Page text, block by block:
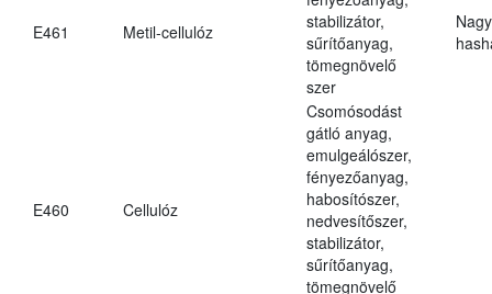
E461 Metil-cellulóz
stabilizátor,
sűrítőanyag,
tömegnövelő
szer
E460 Cellulóz
Csomósodást
gátló anyag,
emulgeálószer,
fényezőanyag,
habosítószer,
nedvesítőszer,
stabilizátor,
sűrítőanyag,
tömegnövelő